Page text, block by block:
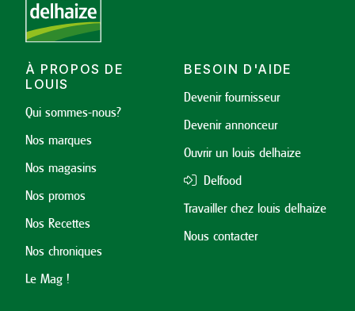
À PROPOS DE
LOUIS
Qui sommes-nous?
Nos marques
Nos magasins
Nos promos
Nos Recettes
Nos chroniques
Le Mag !
BESOIN D'AIDE
Devenir fournisseur
Devenir annonceur
Ouvrir un louis delhaize
Delfood
Travailler chez louis delhaize
Nous contacter